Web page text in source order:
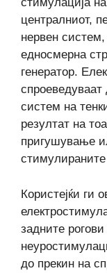
централниот,
нервен
едносмерна
генератор.
систем на
резултат на
пригушување
стимулираните
Користејќи ги
задните
до прекин на